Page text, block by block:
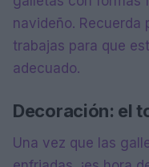
navideño. Recuerda
trabajas para que
adecuado.
Decoración: el
Una vez que las